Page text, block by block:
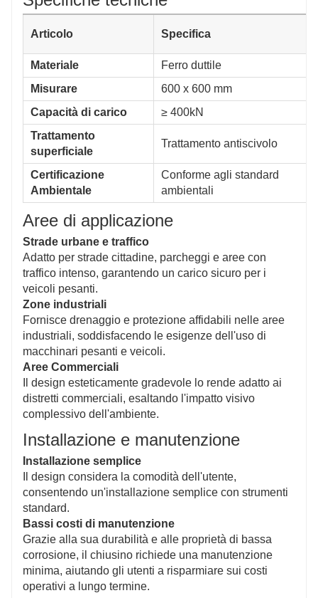
Articolo Specifica
Materiale
Ferro duttile
Misurare
600 x 600 mm
Capacità di carico
≥ 400kN
Trattamento
superficiale
Trattamento antiscivolo
Certificazione
Ambientale
Conforme agli standard
ambientali
Aree di applicazione
Strade urbane e traffico
Adatto per strade cittadine, parcheggi e aree con
traffico intenso, garantendo un carico sicuro per i
veicoli pesanti.
Zone industriali
Fornisce drenaggio e protezione affidabili nelle aree
industriali, soddisfacendo le esigenze dell'uso di
macchinari pesanti e veicoli.
Aree Commerciali
Il design esteticamente gradevole lo rende adatto ai
distretti commerciali, esaltando l'impatto visivo
complessivo dell'ambiente.
Installazione e manutenzione
Installazione semplice
Il design considera la comodità dell'utente,
consentendo un'installazione semplice con strumenti
standard.
Bassi costi di manutenzione
Grazie alla sua durabilità e alle proprietà di bassa
corrosione, il chiusino richiede una manutenzione
minima, aiutando gli utenti a risparmiare sui costi
operativi a lungo termine.